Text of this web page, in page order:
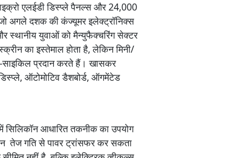
एलईडी डिस्प्ले पैनल्स और 24,000
जो अगले दशक की कंज्यूमर इलेक्ट्रॉनिक्स
स्थानीय युवाओं को मैन्युफैक्चरिंग सेक्टर
का इस्तेमाल होता है, लेकिन मिनी/
साइकिल प्रदान करते हैं। खासकर
ऑटोमोटिव डैशबोर्ड, ऑगमेंटेड
सिलिकॉन आधारित तकनीक का उपयोग
तेज गति से पावर ट्रांसफर कर सकता